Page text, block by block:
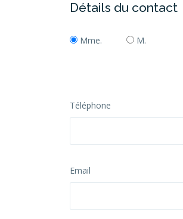
Détails du contact
Mme. M.
Téléphone
Email